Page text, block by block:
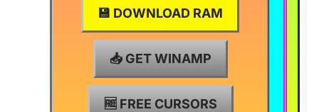
✨
💾 DOWNLOAD RAM
📥 GET WINAMP
🆓 FREE CURSORS